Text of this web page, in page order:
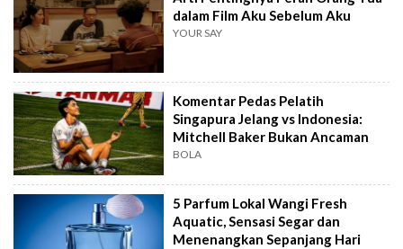
dalam Film Aku Sebelum Aku
YOUR SAY
Komentar Pedas Pelatih
Singapura Jelang vs Indonesia:
Mitchell Baker Bukan Ancaman
BOLA
5 Parfum Lokal Wangi Fresh
Aquatic, Sensasi Segar dan
Menenangkan Sepanjang Hari